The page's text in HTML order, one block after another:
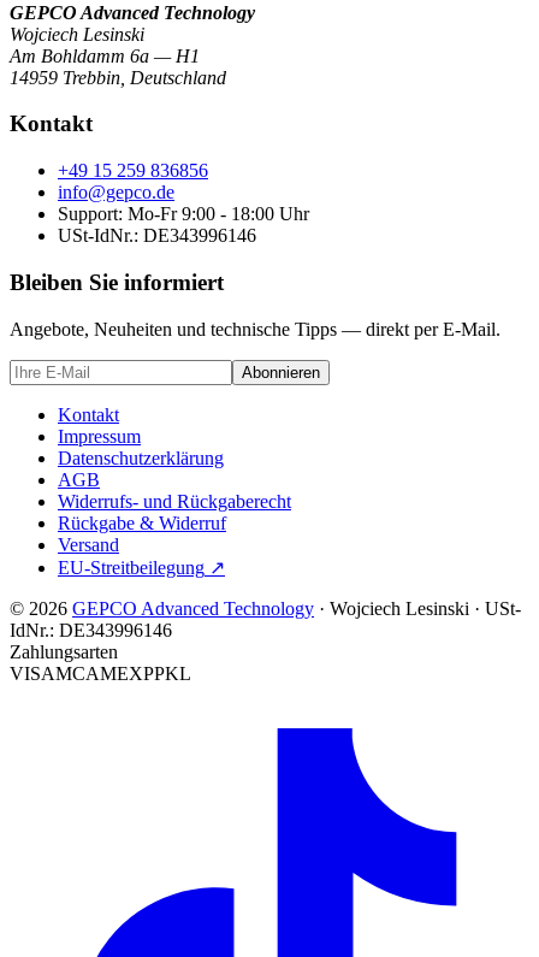
GEPCO Advanced Technology
Wojciech Lesinski
Am Bohldamm 6a — H1
14959 Trebbin Deutschland
Kontakt
+49 15 259 836856
info@gepco.de
Support: Mo-Fr 9:00 - 18:00 Uhr
USt-IdNr.: DE343996146
Bleiben Sie informiert
Angebote, Neuheiten und technische Tipps — direkt per E-Mail.
Abonnieren
Kontakt
Impressum
Datenschutzerklärung
AGB
Widerrufs- und Rückgaberecht
Rückgabe & Widerruf
Versand
EU-Streitbeilegung ↗
© 2026 GEPCO Advanced Technology · Wojciech Lesinski · USt-
IdNr.: DE343996146
Zahlungsarten
VISAMCAMEXPPKL